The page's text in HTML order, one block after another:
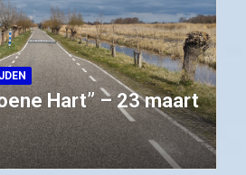
Hart” – 23 maart